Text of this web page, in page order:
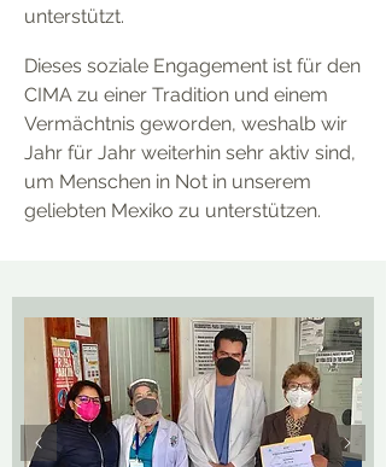
unterstützt.
Dieses soziale Engagement ist für den
CIMA zu einer Tradition und einem
Vermächtnis geworden, weshalb wir
Jahr für Jahr weiterhin sehr aktiv sind,
um Menschen in Not in unserem
geliebten Mexiko zu unterstützen.